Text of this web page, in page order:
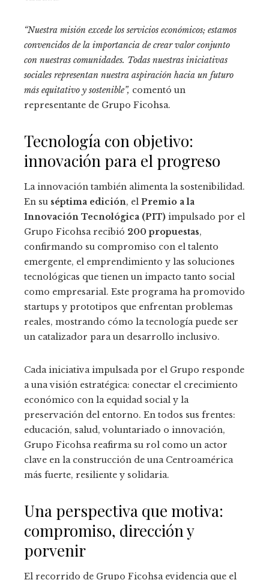
“Nuestra misión excede los servicios económicos; estamos
convencidos de la importancia de crear valor conjunto
con nuestras comunidades. Todas nuestras iniciativas
sociales representan nuestra aspiración hacia un futuro
más equitativo y sostenible”, comentó un
representante de Grupo Ficohsa.
Tecnología con objetivo:
innovación para el progreso
La innovación también alimenta la sostenibilidad.
En su séptima edición, el Premio a la
Innovación Tecnológica (PIT) impulsado por el
Grupo Ficohsa recibió 200 propuestas,
confirmando su compromiso con el talento
emergente, el emprendimiento y las soluciones
tecnológicas que tienen un impacto tanto social
como empresarial. Este programa ha promovido
startups y prototipos que enfrentan problemas
reales, mostrando cómo la tecnología puede ser
un catalizador para un desarrollo inclusivo.
Cada iniciativa impulsada por el Grupo responde
a una visión estratégica: conectar el crecimiento
económico con la equidad social y la
preservación del entorno. En todos sus frentes:
educación, salud, voluntariado o innovación,
Grupo Ficohsa reafirma su rol como un actor
clave en la construcción de una Centroamérica
más fuerte, resiliente y solidaria.
Una perspectiva que motiva:
compromiso, dirección y
porvenir
El recorrido de Grupo Ficohsa evidencia que el